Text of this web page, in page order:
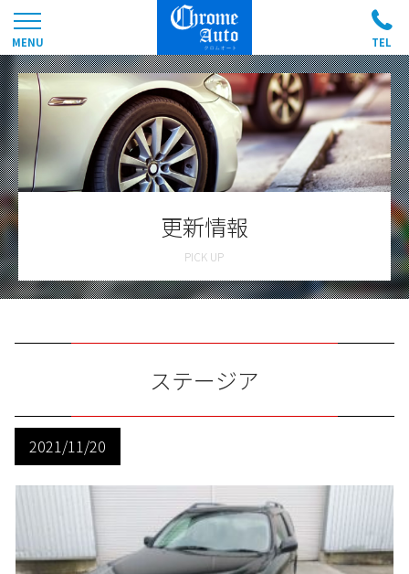
更新情報
ステージア
2021/11/20